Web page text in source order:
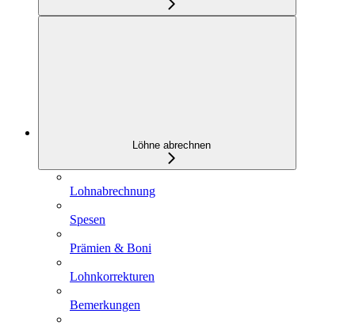
Löhne abrechnen
Lohnabrechnung
Spesen
Prämien & Boni
Lohnkorrekturen
Bemerkungen